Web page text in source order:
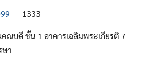
1333
ดี ชั้น 1 อาคารเฉลิมพระเกียรติ 7
า